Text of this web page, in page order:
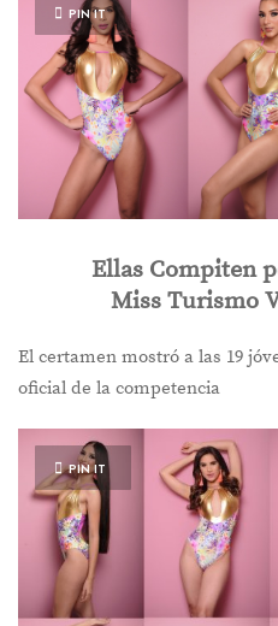
PIN IT
Ellas Compiten
Miss Turismo
El certamen mostró a las 19
oficial de la competencia
PIN IT